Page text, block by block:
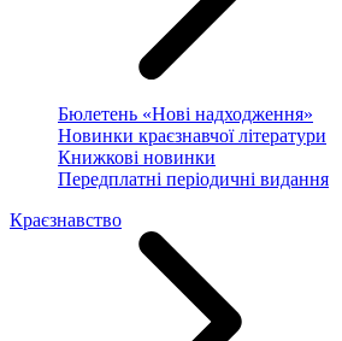
Бюлетень «Нові надходження»
Новинки краєзнавчої літератури
Книжкові новинки
Передплатні періодичні видання
Краєзнавство